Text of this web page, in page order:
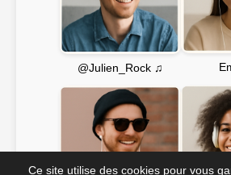
@Julien_Rock ♫
Ce site utilise des cookies pour vous